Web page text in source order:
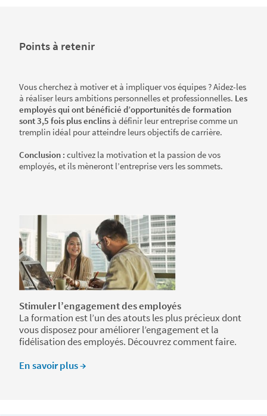
Points à retenir
Vous cherchez à motiver et à impliquer vos équipes ? Aidez-les
à réaliser leurs ambitions personnelles et professionnelles. Les
employés qui ont bénéficié d’opportunités de formation
sont 3,5 fois plus enclins à définir leur entreprise comme un
tremplin idéal pour atteindre leurs objectifs de carrière.
Conclusion : cultivez la motivation et la passion de vos
employés, et ils mèneront l’entreprise vers les sommets.
Stimuler l’engagement des employés
La formation est l’un des atouts les plus précieux dont
vous disposez pour améliorer l’engagement et la
fidélisation des employés. Découvrez comment faire.
En savoir plus →